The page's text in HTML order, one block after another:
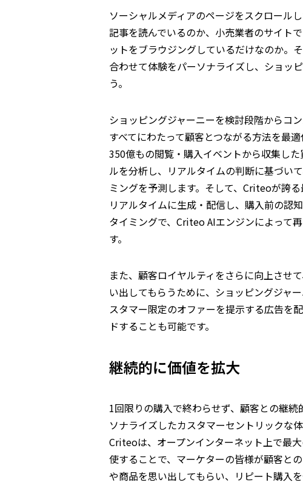
ソーシャルメディアのページをスクロール
記事を読んでいるのか、小売業者のサイト
ットをブラウジングしているだけなのか。
合わせて体験をパーソナライズし、ショッ
う。
ショッピングジャーニーを検討段階からコ
すべてにわたって顧客とつながる方法を最
350億もの閲覧・購入イベントから収集し
ルを分析し、リアルタイムの判断に基づい
ミングを予測します。そして、Criteoが誇
リアルタイムに生成・配信し、購入前の認
タイミングで、Criteo AIエンジンによって
す。
また、顧客ロイヤルティをさらに向上させ
い出してもらうために、ショッピングジャ
スタマー限定のオファーを提示する広告を
ドすることも可能です。
継続的に価値を拡大
1回限りの購入で終わらせず、顧客との継
ソナライズしたカスタマーセントリックな
Criteoは、オープンインターネット上で最
使することで、マーケターの皆様が顧客と
や商品を思い出してもらい、リピート購入